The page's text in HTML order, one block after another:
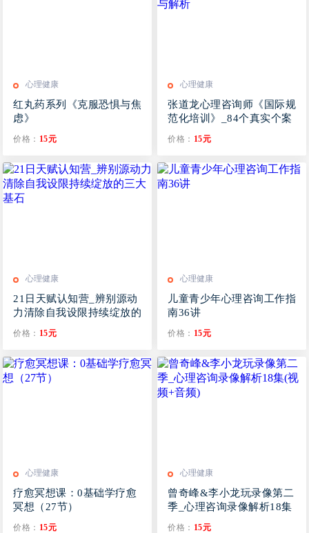
心理健康
红丸药系列《克服恐惧与焦
虑》
价格： 15元
心理健康
张道龙心理咨询师《国际规
范化培训》_84个真实个案
价格： 15元
心理健康
21日天赋认知营_辨别源动
力清除自我设限持续绽放的
价格： 15元
心理健康
儿童青少年心理咨询工作指
南36讲
价格： 15元
心理健康
疗愈冥想课：0基础学疗愈
冥想（27节）
价格： 15元
心理健康
曾奇峰&李小龙玩录像第二
季_心理咨询录像解析18集
价格： 15元